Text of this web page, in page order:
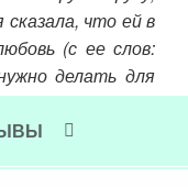
что ей в
(с ее слов:
делать для